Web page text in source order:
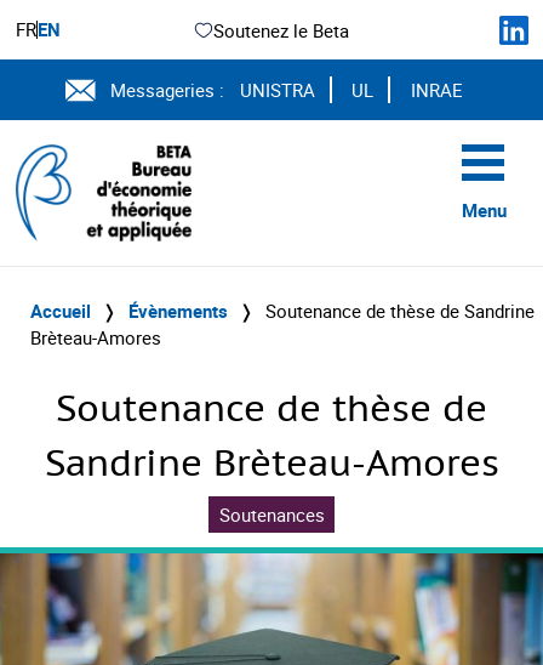
FREN Soutenez le Beta
Messageries : UNISTRA UL INRAE
Menu
Accueil ❭ Évènements ❭ Soutenance de thèse de Sandrine
Brèteau-Amores
Soutenance de thèse de
Sandrine Brèteau-Amores
Soutenances